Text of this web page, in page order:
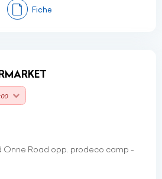
Fiche
Onne Road opp. prodeco camp -